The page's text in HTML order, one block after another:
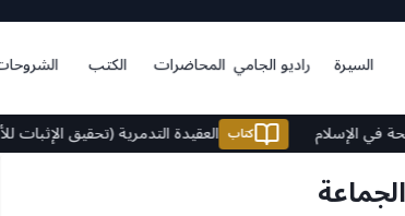
السيرة راديو الجامي المحاضرات الكتب
النصيحة في الإسلام كتاب العقيدة التدمرية (تحقيق